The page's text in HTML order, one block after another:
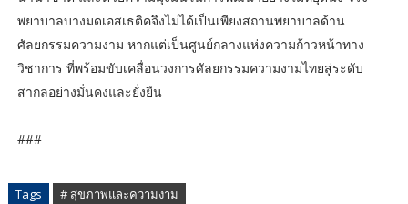
พยาบาลบางมดเอสเธติคจึงไม่ได้เป็นเพียงสถานพยาบาลด้าน
ศัลยกรรมความงาม หากแต่เป็นศูนย์กลางแห่งความก้าวหน้าทาง
วิชาการ ที่พร้อมขับเคลื่อนวงการศัลยกรรมความงามไทยสู่ระดับ
สากลอย่างมั่นคงและยั่งยืน
###
Tags # สุขภาพและความงาม